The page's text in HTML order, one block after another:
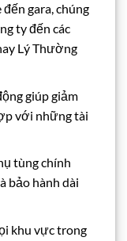
gara, chúng
ty đến các
Lý Thường
giúp giảm
với những tài
tùng chính
bảo hành dài
khu vực trong